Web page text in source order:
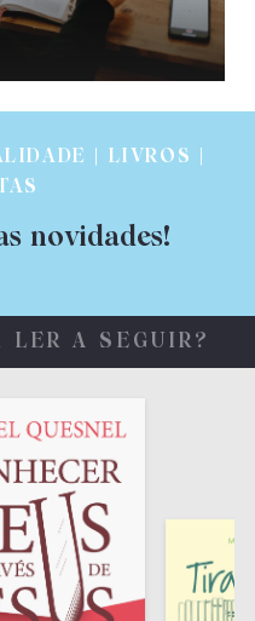
| LIVROS |
novidades!
LER A SEGUIR?